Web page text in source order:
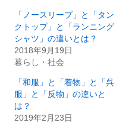
「ノースリーブ」と「タン
クトップ」と「ランニング
シャツ」の違いとは？
2018年9月19日
暮らし・社会
「和服」と「着物」と「呉
服」と「反物」の違いと
は？
2019年2月23日